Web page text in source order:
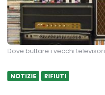
Dove buttare i vecchi televisori
NOTIZIE RIFIUTI